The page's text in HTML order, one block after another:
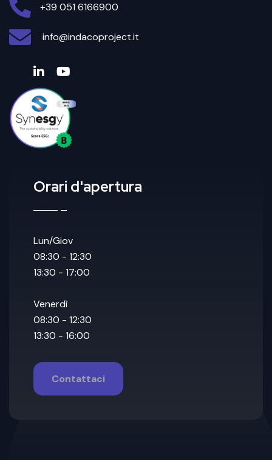
Orari d'apertura
Lun/Giov
08:30 - 12:30
13:30 - 17:00
Venerdì
08:30 - 12:30
13:30 - 16:00
Contattaci
+39 051 6166900
info@indacoproject.it